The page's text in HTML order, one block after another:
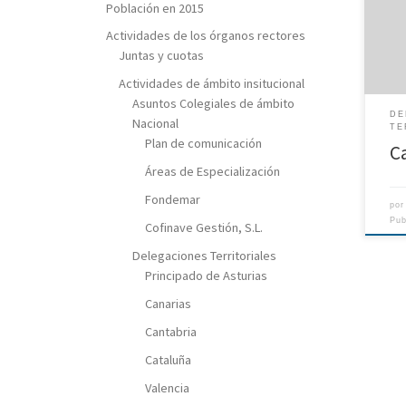
Población en 2015
Actividades de los órganos rectores
Juntas y cuotas
Actividades de ámbito insitucional
Asuntos Colegiales de ámbito
Nacional
Plan de comunicación
Áreas de Especialización
Fondemar
Cofinave Gestión, S.L.
Delegaciones Territoriales
Principado de Asturias
Canarias
Cantabria
Cataluña
Valencia